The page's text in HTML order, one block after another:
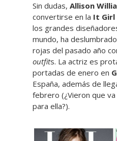
Sin dudas, Allison
convertirse en la It Girl
los grandes
mundo, ha
rojas del pasado año
outfits. La actriz es
portadas de enero en
España, además de
febrero (¿Vieron que
para ella?).